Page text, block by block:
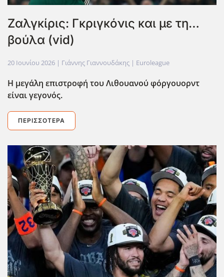
Ζαλγκίρις: Γκριγκόνις και με τη…
βούλα (vid)
20 Ιουνίου 2026 | Γιάννης Γιαννουδάκης | Euroleague
Η μεγάλη επιστροφή του Λιθουανού φόργουορντ
είναι γεγονός.
ΠΕΡΙΣΣΌΤΕΡΑ